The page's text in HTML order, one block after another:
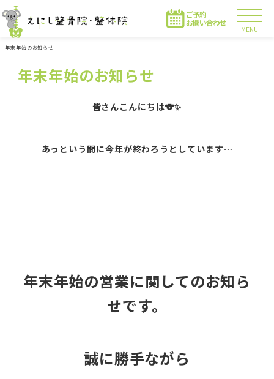
MENU
年末年始のお知らせ
年末年始のお知らせ
皆さんこんにちは🐨✨
あっという間に今年が終わろうとしています…
年末年始の営業に関してのお知ら
せです。
誠に勝手ながら